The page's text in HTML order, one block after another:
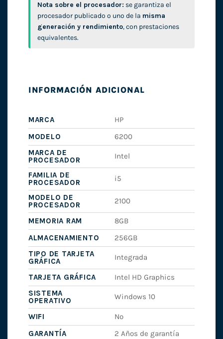
Nota sobre el procesador: se garantiza el
procesador publicado o uno de la misma
generación y rendimiento, con prestaciones
equivalentes.
INFORMACIÓN ADICIONAL
MARCA
HP
MODELO
6200
MARCA DE
PROCESADOR
Intel
FAMILIA DE
PROCESADOR
i5
MODELO DE
PROCESADOR
2100
MEMORIA RAM
8GB
ALMACENAMIENTO
256GB
TIPO DE TARJETA
GRÁFICA
Integrada
TARJETA GRÁFICA
Intel HD Graphics
SISTEMA
OPERATIVO
Windows 10
WIFI
No
GARANTÍA
2 Años de garantía